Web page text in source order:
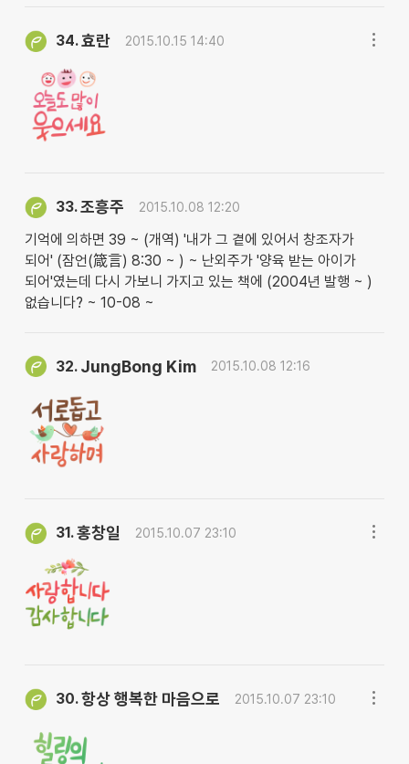
34.효란 2015.10.15 14:40
33.조흥주 2015.10.08 12:20
기억에 의하면 39 ~ (개역) '내가 그 곁에 있어서 창조자가
되어' (잠언(箴言) 8:30 ~ ) ~ 난외주가 '양육 받는 아이가
되어'였는데 다시 가보니 가지고 있는 책에 (2004년 발행 ~ )
없습니다? ~ 10-08 ~
32. JungBong Kim 2015.10.08 12:16
31.홍창일 2015.10.07 23:10
30.항상 행복한 마음으로 2015.10.07 23:10